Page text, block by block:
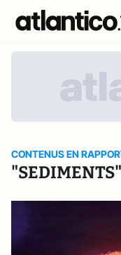
CONTENUS EN
"SEDIMENTS"